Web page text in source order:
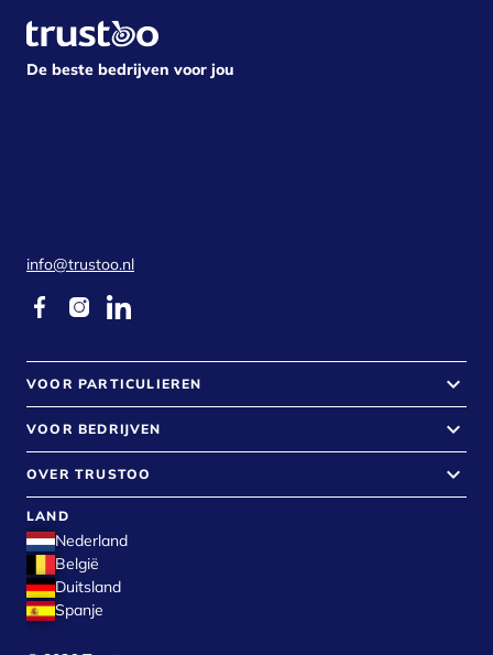
De beste bedrijven voor jou
info@trustoo.nl
VOOR PARTICULIEREN keyboard_arrow_down
VOOR BEDRIJVEN keyboard_arrow_down
OVER TRUSTOO keyboard_arrow_down
LAND
Nederland
België
Duitsland
Spanje